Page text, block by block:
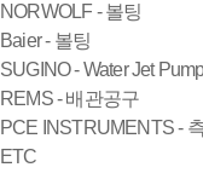
NORWOLF - 볼팅
Baier - 볼팅
SUGINO - Water Jet
REMS - 배관공구
PCE INSTRUMENTS -
ETC